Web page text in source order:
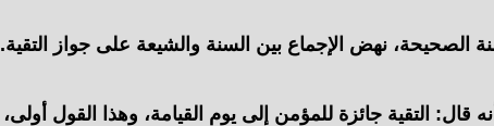
الصحيحة، نهض الإجماع بين السنة والشيعة على جواز التقية.
التقية جائزة للمؤمن إلى يوم القيامة، وهذا القول أولى،